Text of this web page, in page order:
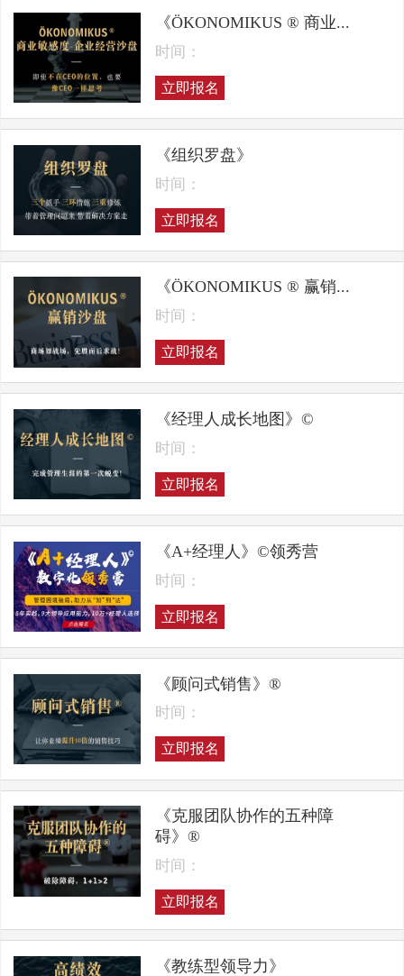
《ÖKONOMIKUS ® 商业...
时间：
立即报名
《组织罗盘》
时间：
立即报名
《ÖKONOMIKUS ® 赢销...
时间：
立即报名
《经理人成长地图》©
时间：
立即报名
《A+经理人》©领秀营
时间：
立即报名
《顾问式销售》®
时间：
立即报名
《克服团队协作的五种障
碍》®
时间：
立即报名
《教练型领导力》